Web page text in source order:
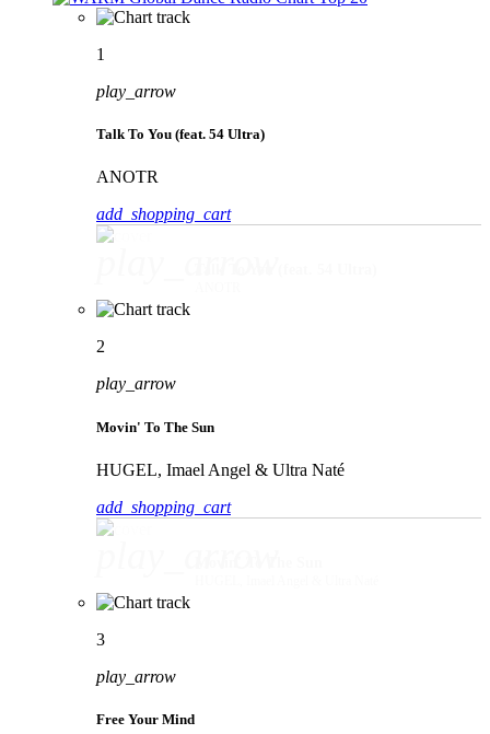
1
play_arrow
Talk To You (feat. 54 Ultra)
ANOTR
add_shopping_cart
2
play_arrow
Movin' To The Sun
HUGEL, Imael Angel & Ultra Naté
add_shopping_cart
3
play_arrow
Free Your Mind